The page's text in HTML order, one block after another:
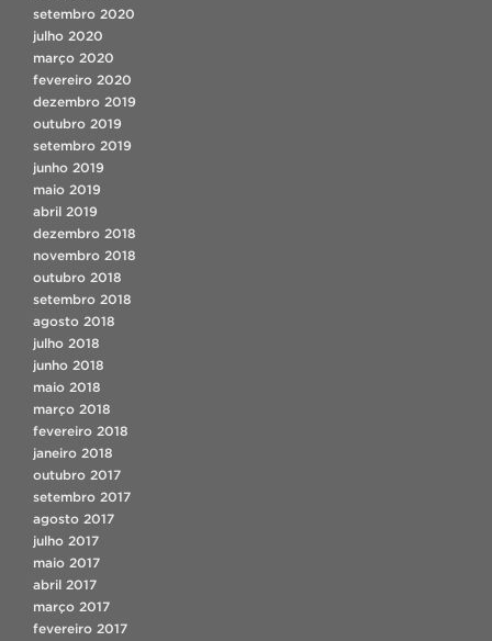
setembro 2020
julho 2020
março 2020
fevereiro 2020
dezembro 2019
outubro 2019
setembro 2019
junho 2019
maio 2019
abril 2019
dezembro 2018
novembro 2018
outubro 2018
setembro 2018
agosto 2018
julho 2018
junho 2018
maio 2018
março 2018
fevereiro 2018
janeiro 2018
outubro 2017
setembro 2017
agosto 2017
julho 2017
maio 2017
abril 2017
março 2017
fevereiro 2017